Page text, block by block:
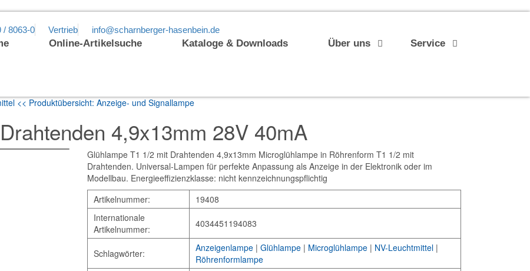
/ 8063-0 Vertrieb info@scharnberger-hasenbein.de
Online-Artikelsuche Kataloge & Downloads Über uns Service
<< Produktübersicht: Anzeige- und Signallampe
4,9x13mm 28V 40mA
Glühlampe T1 1/2 mit Drahtenden 4,9x13mm Microglühlampe in Röhrenform T1 1/2 mit
Drahtenden. Universal-Lampen für perfekte Anpassung als Anzeige in der Elektronik oder im
Modellbau. Energieeffizienzklasse: nicht kennzeichnungspflichtig
Artikelnummer:
19408
Internationale
Artikelnummer:
4034451194083
Schlagwörter: Anzeigenlampe | Glühlampe | Microglühlampe | NV-Leuchtmittel |
Röhrenformlampe